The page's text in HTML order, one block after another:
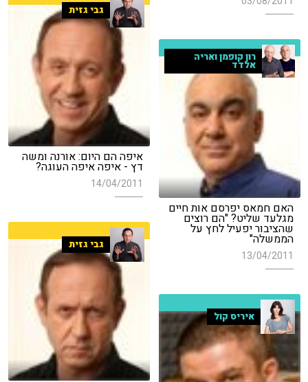
גבי גזית
איפה הם היום: אורנה ומשה
דץ - איפה איפה העוגה?
14/04/2011
רון קופמן ואריה
אלדד
האם חמאס יפרסם אות חיים
מגלעד שליט? "הם רוצים
שהציבור יפעיל לחץ על
הממשלה"
13/04/2011
גבי גזית
איריס קול